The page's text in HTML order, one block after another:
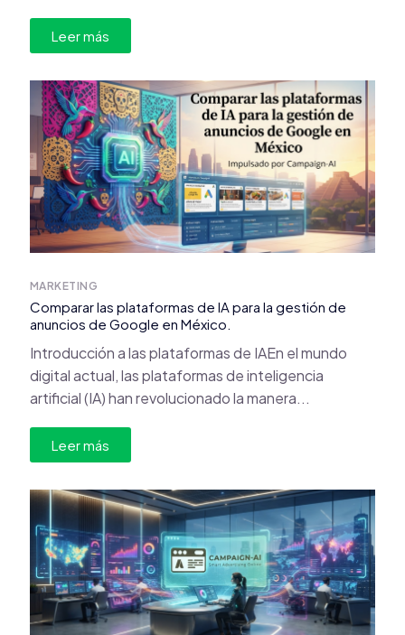
Leer más
MARKETING
Comparar las plataformas de IA para la gestión de
anuncios de Google en México.
Introducción a las plataformas de IAEn el mundo
digital actual, las plataformas de inteligencia
artificial (IA) han revolucionado la manera...
Leer más